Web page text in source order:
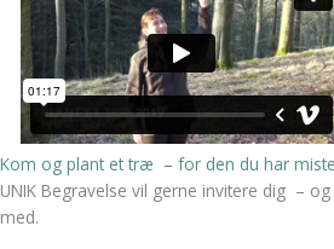
Kom og plant et træ – for den du har
UNIK Begravelse vil gerne invitere dig –
med.